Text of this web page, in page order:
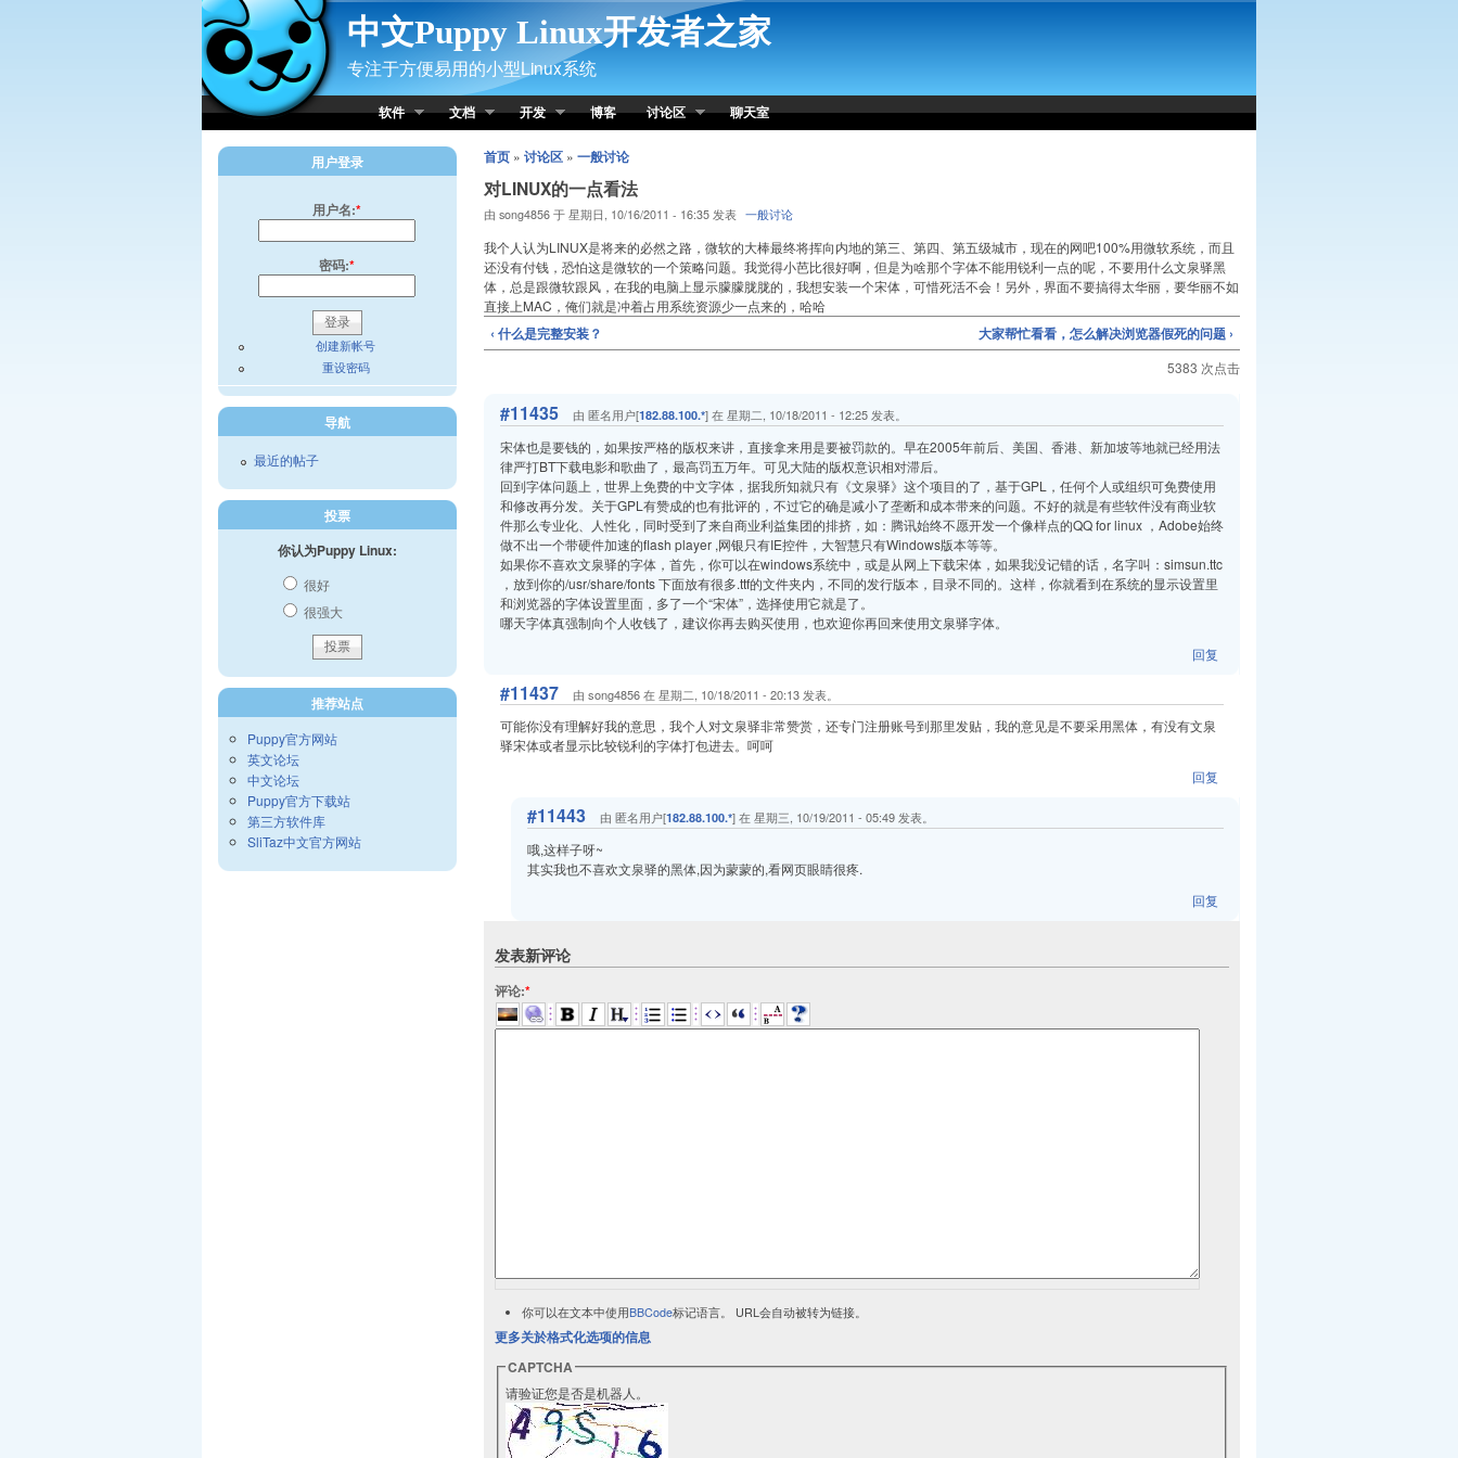
Skip to Content
中文Puppy Linux开发者之家
专注于方便易用的小型Linux系统
软件 文档 开发 博客 讨论区 聊天室
首页» 讨论区» 一般讨论
对LINUX的一点看法
由 song4856 于 星期日, 10/16/2011 - 16:35 发表 一般讨论
我个人认为LINUX是将来的必然之路，微软的大棒最终将挥向内地的第三、第四、第五级城市，现在的网吧100%用微软系统，而且
还没有付钱，恐怕这是微软的一个策略问题。我觉得小芭比很好啊，但是为啥那个字体不能用锐利一点的呢，不要用什么文泉驿黑
体，总是跟微软跟风，在我的电脑上显示朦朦胧胧的，我想安装一个宋体，可惜死活不会！另外，界面不要搞得太华丽，要华丽不如
直接上MAC，俺们就是冲着占用系统资源少一点来的，哈哈
‹ 什么是完整安装？ 大家帮忙看看，怎么解决浏览器假死的问题 ›
5383 次点击
#11435 由 匿名用户[182.88.100.*] 在 星期二, 10/18/2011 - 12:25 发表。
宋体也是要钱的，如果按严格的版权来讲，直接拿来用是要被罚款的。早在2005年前后、美国、香港、新加坡等地就已经用法
律严打BT下载电影和歌曲了，最高罚五万年。可见大陆的版权意识相对滞后。
回到字体问题上，世界上免费的中文字体，据我所知就只有《文泉驿》这个项目的了，基于GPL，任何个人或组织可免费使用
和修改再分发。关于GPL有赞成的也有批评的，不过它的确是减小了垄断和成本带来的问题。不好的就是有些软件没有商业软
件那么专业化、人性化，同时受到了来自商业利益集团的排挤，如：腾讯始终不愿开发一个像样点的QQ for linux ，Adobe始终
做不出一个带硬件加速的flash player ,网银只有IE控件，大智慧只有Windows版本等等。
如果你不喜欢文泉驿的字体，首先，你可以在windows系统中，或是从网上下载宋体，如果我没记错的话，名字叫：simsun.ttc
，放到你的/usr/share/fonts 下面放有很多.ttf的文件夹内，不同的发行版本，目录不同的。这样，你就看到在系统的显示设置里
和浏览器的字体设置里面，多了一个“宋体”，选择使用它就是了。
哪天字体真强制向个人收钱了，建议你再去购买使用，也欢迎你再回来使用文泉驿字体。
回复
#11437 由 song4856 在 星期二, 10/18/2011 - 20:13 发表。
可能你没有理解好我的意思，我个人对文泉驿非常赞赏，还专门注册账号到那里发贴，我的意见是不要采用黑体，有没有文泉
驿宋体或者显示比较锐利的字体打包进去。呵呵
回复
#11443 由 匿名用户[182.88.100.*] 在 星期三, 10/19/2011 - 05:49 发表。
哦,这样子呀~
其实我也不喜欢文泉驿的黑体,因为蒙蒙的,看网页眼睛很疼.
回复
发表新评论
评论:*
你可以在文本中使用BBCode标记语言。 URL会自动被转为链接。
更多关於格式化选项的信息
CAPTCHA
请验证您是否是机器人。
用户登录
用户名:*
密码:*
创建新帐号
重设密码
导航
最近的帖子
投票
你认为Puppy Linux:
很好
很强大
推荐站点
Puppy官方网站
英文论坛
中文论坛
Puppy官方下载站
第三方软件库
SliTaz中文官方网站